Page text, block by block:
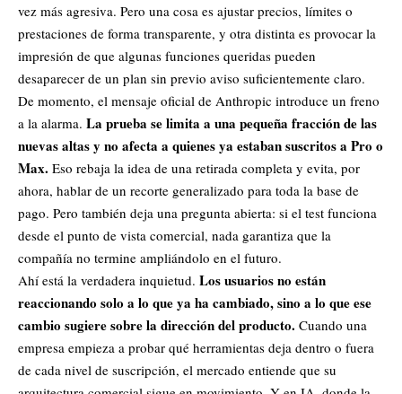
vez más agresiva. Pero una cosa es ajustar precios, límites o
prestaciones de forma transparente, y otra distinta es provocar la
impresión de que algunas funciones queridas pueden
desaparecer de un plan sin previo aviso suficientemente claro.
De momento, el mensaje oficial de Anthropic introduce un freno
a la alarma. La prueba se limita a una pequeña fracción de las
nuevas altas y no afecta a quienes ya estaban suscritos a Pro o
Max. Eso rebaja la idea de una retirada completa y evita, por
ahora, hablar de un recorte generalizado para toda la base de
pago. Pero también deja una pregunta abierta: si el test funciona
desde el punto de vista comercial, nada garantiza que la
compañía no termine ampliándolo en el futuro.
Ahí está la verdadera inquietud. Los usuarios no están
reaccionando solo a lo que ya ha cambiado, sino a lo que ese
cambio sugiere sobre la dirección del producto. Cuando una
empresa empieza a probar qué herramientas deja dentro o fuera
de cada nivel de suscripción, el mercado entiende que su